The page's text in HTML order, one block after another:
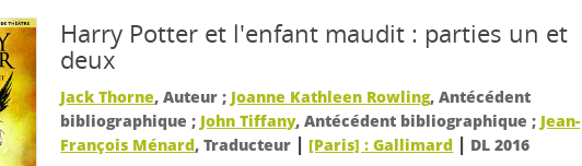
Harry Potter et l'enfant maudit : parties un et
deux
Jack Thorne, Auteur ; Joanne Kathleen Rowling, Antécédent
bibliographique ; John Tiffany, Antécédent bibliographique ; Jean-
François Ménard, Traducteur |[Paris] : Gallimard | DL 2016